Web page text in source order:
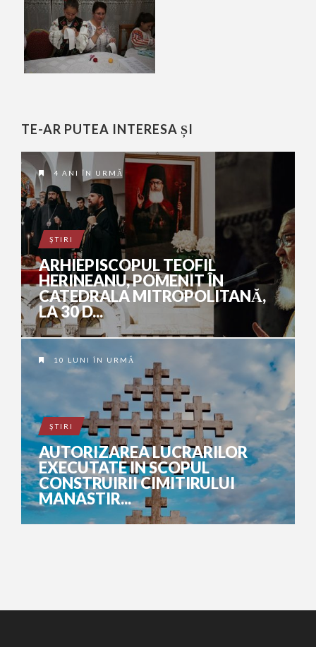
TE-AR PUTEA INTERESA ȘI
4 ANI ÎN URMĂ
ŞTIRI
ARHIEPISCOPUL TEOFIL
HERINEANU, POMENIT ÎN
CATEDRALA MITROPOLITANĂ,
LA 30 D...
10 LUNI ÎN URMĂ
ŞTIRI
AUTORIZAREA LUCRARILOR
EXECUTATE IN SCOPUL
CONSTRUIRII CIMITIRULUI
MANASTIR...